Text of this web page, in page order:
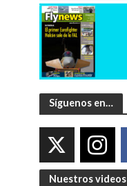
Síguenos en…
Nuestros videos